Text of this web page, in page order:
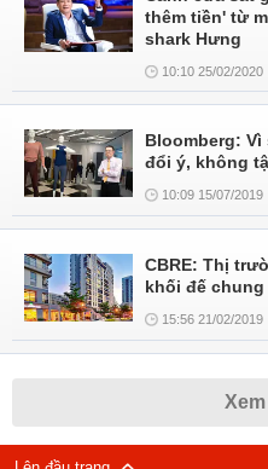
thêm tiền' từ
shark Hưng
10:10 25/02/2020
Bloomberg:
đổi ý, không
10:09 15/07/2019
CBRE: Thị
khối đế
15:56 21/02/2019